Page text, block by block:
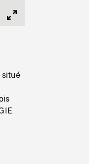
situé